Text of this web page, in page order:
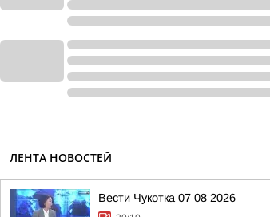
ЛЕНТА НОВОСТЕЙ
Вести Чукотка 07 08 2026